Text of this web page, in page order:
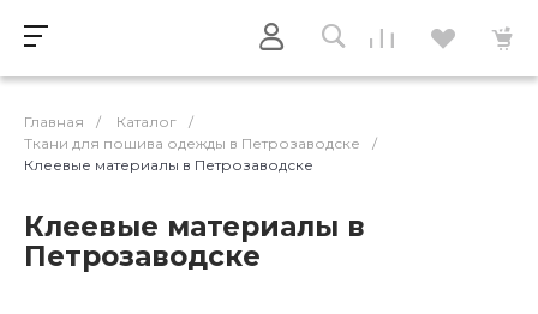
Главная / Каталог
/
Ткани для пошива одежды в Петрозаводске
/
Клеевые материалы в Петрозаводске
Клеевые материалы в
Петрозаводске